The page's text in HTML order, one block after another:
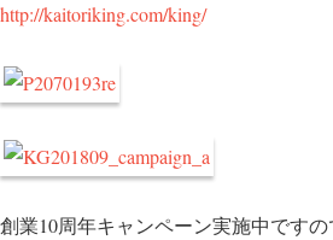
http://kaitoriking.com/king/
創業10周年キャンペーン実施中ですの